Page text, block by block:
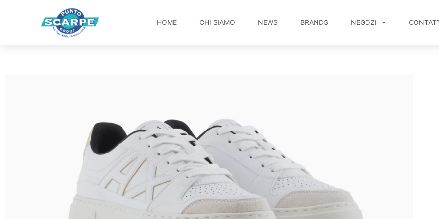
HOME CHI SIAMO NEWS BRANDS NEGOZI